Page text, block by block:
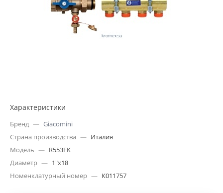
Характеристики
Бренд — Giacomini
Страна производства — Италия
Модель — R553FK
Диаметр — 1"х18
Номенклатурный номер — К011757